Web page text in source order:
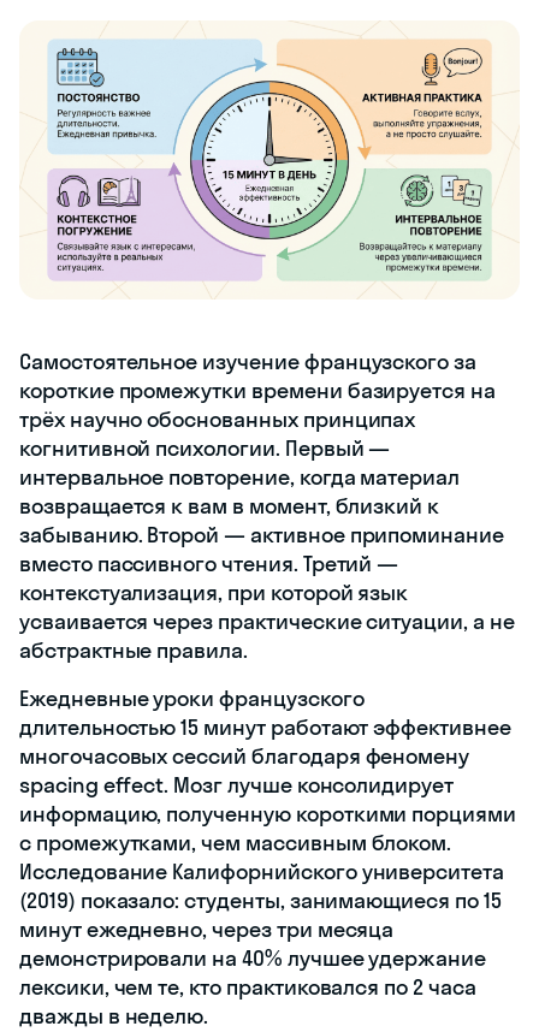
Самостоятельное изучение французского за
короткие промежутки времени базируется на
трёх научно обоснованных принципах
когнитивной психологии. Первый —
интервальное повторение, когда материал
возвращается к вам в момент, близкий к
забыванию. Второй — активное припоминание
вместо пассивного чтения. Третий —
контекстуализация, при которой язык
усваивается через практические ситуации, а не
абстрактные правила.
Ежедневные уроки французского
длительностью 15 минут работают эффективнее
многочасовых сессий благодаря феномену
spacing effect. Мозг лучше консолидирует
информацию, полученную короткими порциями
с промежутками, чем массивным блоком.
Исследование Калифорнийского университета
(2019) показало: студенты, занимающиеся по 15
минут ежедневно, через три месяца
демонстрировали на 40% лучшее удержание
лексики, чем те, кто практиковался по 2 часа
дважды в неделю.